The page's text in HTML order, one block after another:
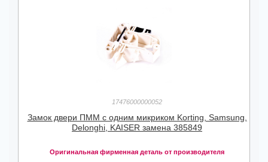
17476000000052
Замок двери ПММ с одним микриком Korting, Samsung,
Delonghi, KAISER замена 385849
Оригинальная фирменная деталь от производителя